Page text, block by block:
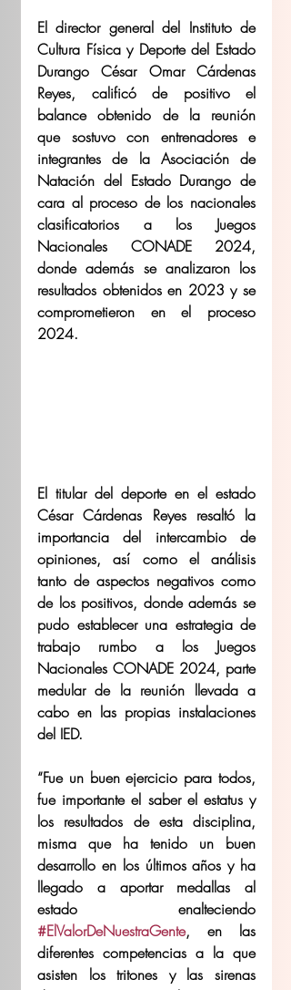
El director general del Instituto de
Cultura Física y Deporte del Estado
Durango César Omar Cárdenas
Reyes, calificó de positivo el
balance obtenido de la reunión
que sostuvo con entrenadores e
integrantes de la Asociación de
Natación del Estado Durango de
cara al proceso de los nacionales
clasificatorios a los Juegos
Nacionales CONADE 2024,
donde además se analizaron los
resultados obtenidos en 2023 y se
comprometieron en el proceso
2024.
El titular del deporte en el estado
César Cárdenas Reyes resaltó la
importancia del intercambio de
opiniones, así como el análisis
tanto de aspectos negativos como
de los positivos, donde además se
pudo establecer una estrategia de
trabajo rumbo a los Juegos
Nacionales CONADE 2024, parte
medular de la reunión llevada a
cabo en las propias instalaciones
del IED.
“Fue un buen ejercicio para todos,
fue importante el saber el estatus y
los resultados de esta disciplina,
misma que ha tenido un buen
desarrollo en los últimos años y ha
llegado a aportar medallas al
#ElValorDeNuestraGente, en las
diferentes competencias a la que
asisten los tritones y las sirenas